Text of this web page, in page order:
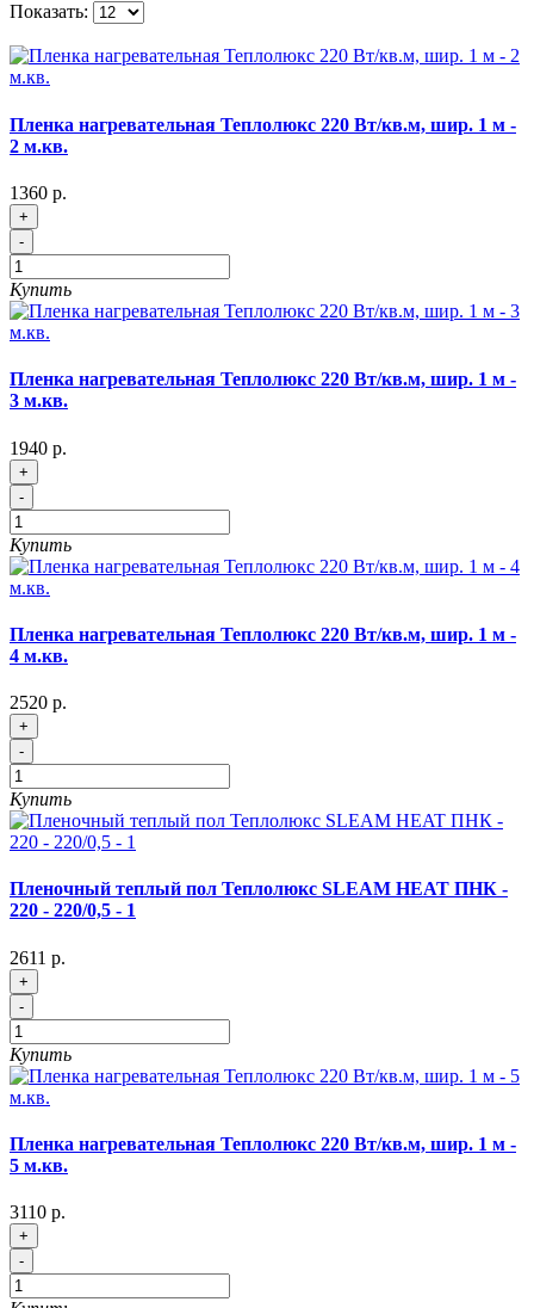
Показать:
Пленка нагревательная Теплолюкс 220 Вт/кв.м, шир. 1 м -
2 м.кв.
1360 р.
+
-
Купить
Пленка нагревательная Теплолюкс 220 Вт/кв.м, шир. 1 м -
3 м.кв.
1940 р.
+
-
Купить
Пленка нагревательная Теплолюкс 220 Вт/кв.м, шир. 1 м -
4 м.кв.
2520 р.
+
-
Купить
Пленочный теплый пол Теплолюкс SLEAM HEAT ПНК -
220 - 220/0,5 - 1
2611 р.
+
-
Купить
Пленка нагревательная Теплолюкс 220 Вт/кв.м, шир. 1 м -
5 м.кв.
3110 р.
+
-